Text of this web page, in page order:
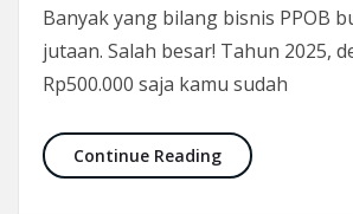
Banyak yang bilang bisnis PPOB
jutaan. Salah besar! Tahun 2025,
Rp500.000 saja kamu sudah
Continue ReadingModal 500